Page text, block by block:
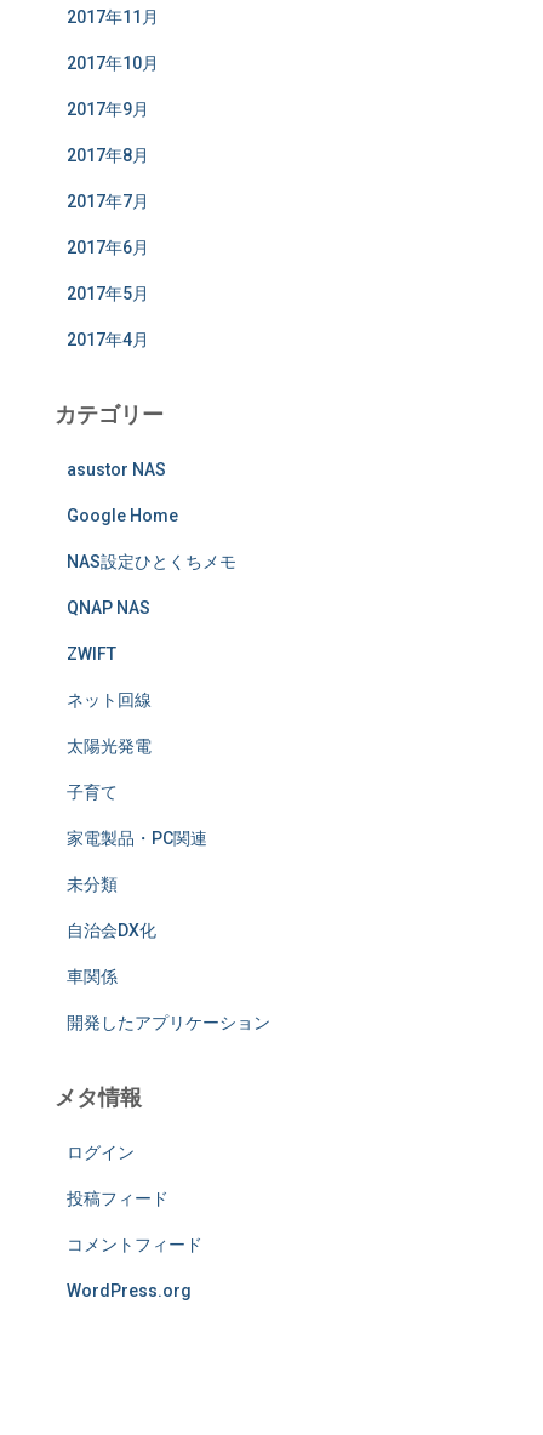
2017年11月
2017年10月
2017年9月
2017年8月
2017年7月
2017年6月
2017年5月
2017年4月
カテゴリー
asustor NAS
Google Home
NAS設定ひとくちメモ
QNAP NAS
ZWIFT
ネット回線
太陽光発電
子育て
家電製品・PC関連
未分類
自治会DX化
車関係
開発したアプリケーション
メタ情報
ログイン
投稿フィード
コメントフィード
WordPress.org